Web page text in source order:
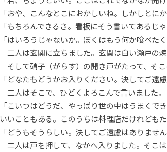
「おや、こんなとこにおかしいね。しかしとに
「もちろんできるさ。看板にそう書いてあるじゃ
「はいろうじゃないか。ぼくはもう何か喰べた
二人は玄関に立ちました。玄関は白い瀬戸の
そして硝子（がらす）の開き戸がたって、そ
「どなたもどうかお入りください。決してご遠
二人はそこで、ひどくよろこんで言いました。
「こいつはどうだ、やっぱり世の中はうまく
いいこともある。このうちは料理店だけれども
「どうもそうらしい。決してご遠慮はありませ
二人は戸を押して、なかへ入りました。そこ